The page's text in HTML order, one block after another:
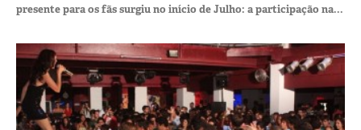
presente para os fãs surgiu no início de Julho: a participação na...